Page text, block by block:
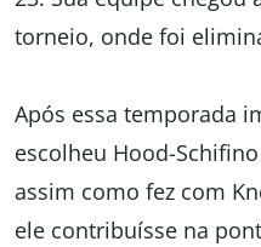
torneio, onde foi
Após essa temporada
escolheu Hood-
assim como fez com
ele contribuísse na